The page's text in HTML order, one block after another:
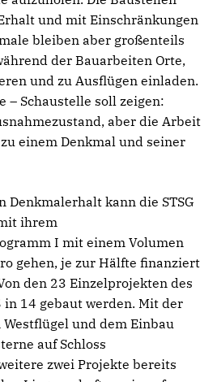
und mit Einschränkungen
bleiben aber großenteils
der Bauarbeiten Orte,
und zu Ausflügen einladen.
– Schaustelle soll zeigen:
aber die Arbeit
einem Denkmal und seiner
Denkmalerhalt kann die STSG
ihrem
I mit einem Volumen
gehen, je zur Hälfte finanziert
den 23 Einzelprojekten des
14 gebaut werden. Mit der
und dem Einbau
auf Schloss
zwei Projekte bereits